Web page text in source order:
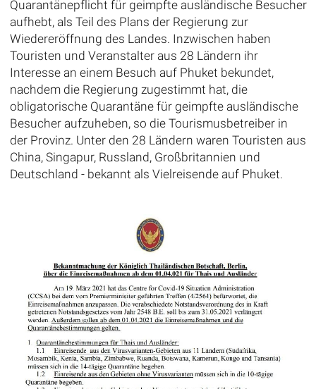
Quarantänepflicht für geimpfte ausländische Besucher
aufhebt, als Teil des Plans der Regierung zur
Wiedereröffnung des Landes. Inzwischen haben
Touristen und Veranstalter aus 28 Ländern ihr
Interesse an einem Besuch auf Phuket bekundet,
nachdem die Regierung zugestimmt hat, die
obligatorische Quarantäne für geimpfte ausländische
Besucher aufzuheben, so die Tourismusbetreiber in
der Provinz. Unter den 28 Ländern waren Touristen aus
China, Singapur, Russland, Großbritannien und
Deutschland - bekannt als Vielreisende auf Phuket.